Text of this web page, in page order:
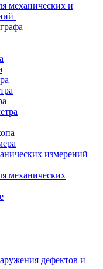
механических и
измерений
механических
дефектов и